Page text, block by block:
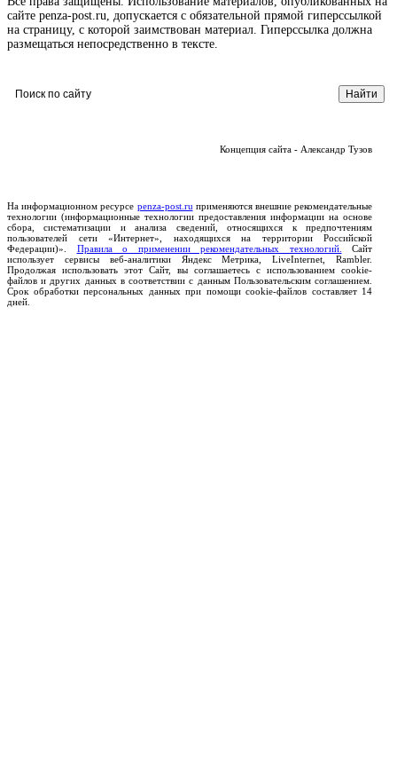
сайте penza-post.ru, допускается с обязательной прямой гиперссылкой
на страницу, с которой заимствован материал. Гиперссылка должна
размещаться непосредственно в тексте.
Концепция сайта - Александр Тузов
На информационном ресурсе penza-post.ru применяются внешние рекомендательные
технологии (информационные технологии предоставления информации на основе
сбора, систематизации и анализа сведений, относящихся к предпочтениям
пользователей сети «Интернет», находящихся на территории Российской
Федерации)». Правила о применении рекомендательных технологий.
Сайт
использует сервисы веб-аналитики Яндекс Метрика, LiveInternet, Rambler.
Продолжая использовать этот Сайт, вы соглашаетесь с использованием cookie-
файлов и других данных в соответствии с данным Пользовательским соглашением.
Срок обработки персональных данных при помощи cookie-файлов составляет 14
дней.